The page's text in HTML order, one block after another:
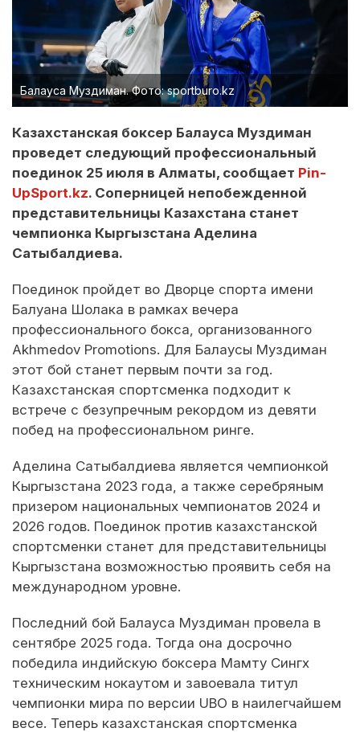
Балауса Муздиман. Фото: sportburo.kz
Казахстанская боксер Балауса Муздиман
проведет следующий профессиональный
поединок 25 июля в Алматы, сообщает Pin-
UpSport.kz. Соперницей непобежденной
представительницы Казахстана станет
чемпионка Кыргызстана Аделина
Сатыбалдиева.
Поединок пройдет во Дворце спорта имени
Балуана Шолака в рамках вечера
профессионального бокса, организованного
Akhmedov Promotions. Для Балаусы Муздиман
этот бой станет первым почти за год.
Казахстанская спортсменка подходит к
встрече с безупречным рекордом из девяти
побед на профессиональном ринге.
Аделина Сатыбалдиева является чемпионкой
Кыргызстана 2023 года, а также серебряным
призером национальных чемпионатов 2024 и
2026 годов. Поединок против казахстанской
спортсменки станет для представительницы
Кыргызстана возможностью проявить себя на
международном уровне.
Последний бой Балауса Муздиман провела в
сентябре 2025 года. Тогда она досрочно
победила индийскую боксера Мамту Сингх
техническим нокаутом и завоевала титул
чемпионки мира по версии UBO в наилегчайшем
весе. Теперь казахстанская спортсменка